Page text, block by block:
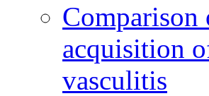
acquisition
vasculitis